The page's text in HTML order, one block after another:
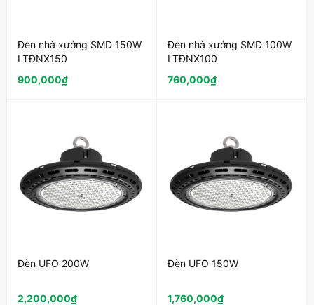
Đèn nhà xưởng SMD 150W
LTĐNX150
900,000₫
Đèn nhà xưởng SMD 100W
LTĐNX100
760,000₫
Đèn UFO 200W
2,200,000₫
Đèn UFO 150W
1,760,000₫